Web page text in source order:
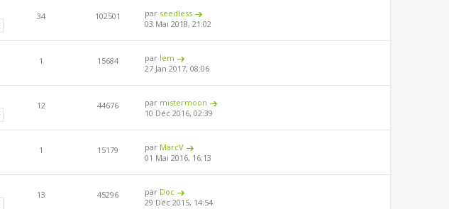
34 102501 par seedless
03 Mai 2018, 21:02
1 15684 par lem
27 Jan 2017, 08:06
12 44676 par mistermoon
10 Déc 2016, 02:39
1 15179 par MarcV
01 Mai 2016, 16:13
13 45296 par Doc
29 Déc 2015, 14:54